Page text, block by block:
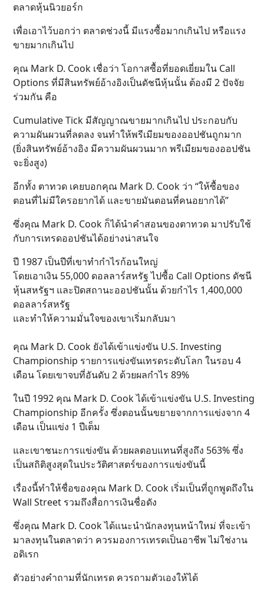
ตลาดหุ้นนิวยอร์ก
เพื่อเอาไว้บอกว่า ตลาดช่วงนี้ มีแรงซื้อมากเกินไป หรือแรง
ขายมากเกินไป
คุณ Mark D. Cook เชื่อว่า โอกาสซื้อที่ยอดเยี่ยมใน Call
Options ที่มีสินทรัพย์อ้างอิงเป็นดัชนีหุ้นนั้น ต้องมี 2 ปัจจัย
ร่วมกัน คือ
Cumulative Tick มีสัญญาณขายมากเกินไป ประกอบกับ
ความผันผวนที่ลดลง จนทำให้พรีเมียมของออปชันถูกมาก
(ยิ่งสินทรัพย์อ้างอิง มีความผันผวนมาก พรีเมียมของออปชัน
จะยิ่งสูง)
อีกทั้ง ตาทวด เคยบอกคุณ Mark D. Cook ว่า “ให้ซื้อของ
ตอนที่ไม่มีใครอยากได้ และขายมันตอนที่คนอยากได้”
ซึ่งคุณ Mark D. Cook ก็ได้นำคำสอนของตาทวด มาปรับใช้
กับการเทรดออปชันได้อย่างน่าสนใจ
ปี 1987 เป็นปีที่เขาทำกำไรก้อนใหญ่
โดยเอาเงิน 55,000 ดอลลาร์สหรัฐ ไปซื้อ Call Options ดัชนี
หุ้นสหรัฐฯ และปิดสถานะออปชันนั้น ด้วยกำไร 1,400,000
ดอลลาร์สหรัฐ
และทำให้ความมั่นใจของเขาเริ่มกลับมา
คุณ Mark D. Cook ยังได้เข้าแข่งขัน U.S. Investing
Championship รายการแข่งขันเทรดระดับโลก ในรอบ 4
เดือน โดยเขาจบที่อันดับ 2 ด้วยผลกำไร 89%
ในปี 1992 คุณ Mark D. Cook ได้เข้าแข่งขัน U.S. Investing
Championship อีกครั้ง ซึ่งตอนนั้นขยายจากการแข่งจาก 4
เดือน เป็นแข่ง 1 ปีเต็ม
และเขาชนะการแข่งขัน ด้วยผลตอบแทนที่สูงถึง 563% ซึ่ง
เป็นสถิติสูงสุดในประวัติศาสตร์ของการแข่งขันนี้
เรื่องนี้ทำให้ชื่อของคุณ Mark D. Cook เริ่มเป็นที่ถูกพูดถึงใน
Wall Street รวมถึงสื่อการเงินชื่อดัง
ซึ่งคุณ Mark D. Cook ได้แนะนำนักลงทุนหน้าใหม่ ที่จะเข้า
มาลงทุนในตลาดว่า ควรมองการเทรดเป็นอาชีพ ไม่ใช่งาน
อดิเรก
ตัวอย่างคำถามที่นักเทรด ควรถามตัวเองให้ได้